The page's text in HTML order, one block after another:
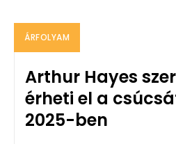
ÁRFOLYAM
Arthur Hayes
érheti el a
2025-ben